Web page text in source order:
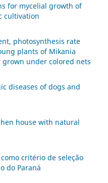
for mycelial growth of
cultivation
photosynthesis rate
plants of Mikania
grown under colored nets
diseases of dogs and
house with natural
critério de seleção
do Paraná